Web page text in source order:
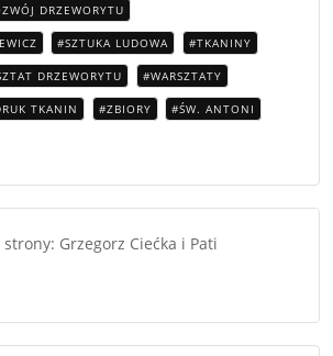
DRZEWORYTU
SZTUKA LUDOWA TKANINY
DRZEWORYTU WARSZTATY
TKANIN ZBIORY ŚW. ANTONI
strony: Grzegorz Ciećka i Pati